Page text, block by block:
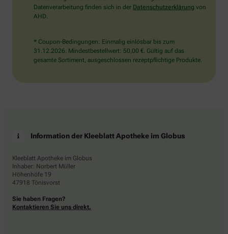
Datenverarbeitung finden sich in der Datenschutzerklärung von
AHD.
* Coupon-Bedingungen: Einmalig einlösbar bis zum
31.12.2026. Mindestbestellwert: 50,00 €. Gültig auf das
gesamte Sortiment, ausgeschlossen rezeptpflichtige Produkte.
Information der Kleeblatt Apotheke im Globus
Kleeblatt Apotheke im Globus
Inhaber: Norbert Müller
Höhenhöfe 19
47918 Tönisvorst
Sie haben Fragen?
Kontaktieren Sie uns direkt.